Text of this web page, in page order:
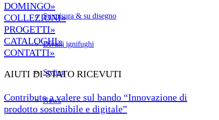
Su misura & su disegno
Divani ignifughi
Styling
News
DOMINGO»
COLLEZIONI»
PROGETTI»
CATALOGHI»
CONTATTI»
AIUTI DI STATO RICEVUTI
Contributo a valere sul bando “Innovazione di
prodotto sostenibile e digitale”